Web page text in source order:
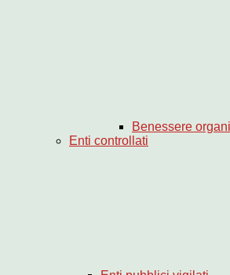
Benessere
Enti controllati